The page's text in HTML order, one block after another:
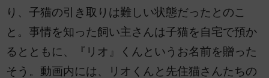
り、子猫の引き取りは難しい状態だったとのこ
と。事情を知った飼い主さんは子猫を自宅で預か
るとともに、『リオ』くんというお名前を贈った
そう。動画内には、リオくんと先住猫さんたちの